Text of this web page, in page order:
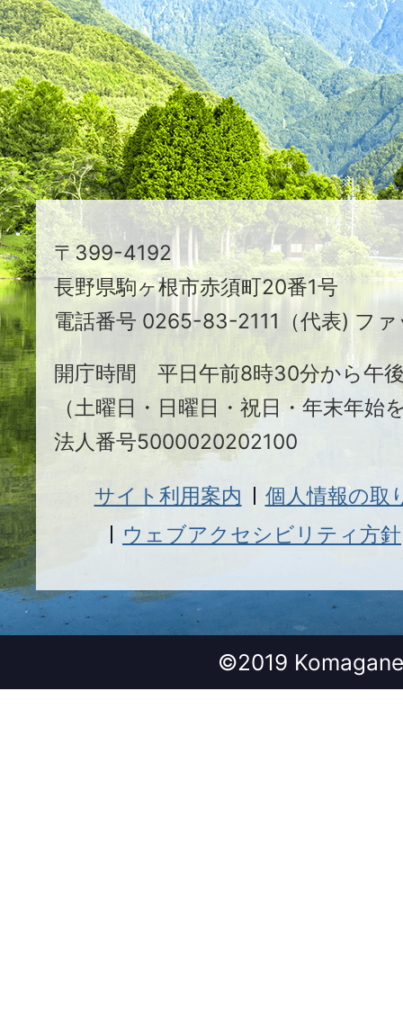
つ
映
え
る
ま
ち
駒
ヶ
根
市
〒399-4192
長野県駒ヶ根市赤須町20番1号
電話番号 0265-83-2111（代表) フ
開庁時間 平日午前8時30分から午
（土曜日・日曜日・祝日・年末年始
法人番号5000020202100
サイト利用案内
個人情報の取
ウェブアクセシビリティ方針
©2019